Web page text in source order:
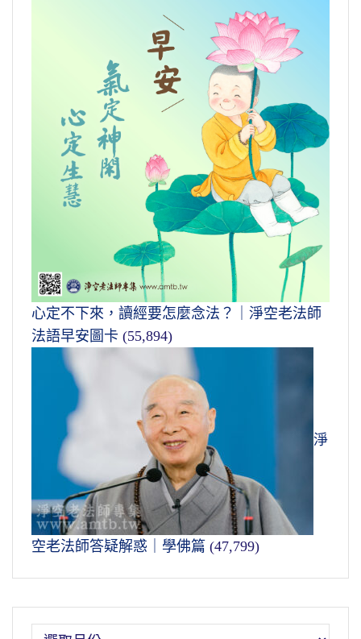
心定不下來，讀經要怎麼念法？｜淨空老法師
法語早安圖卡 (55,894)
淨
空老法師答疑解惑｜學佛篇 (47,799)